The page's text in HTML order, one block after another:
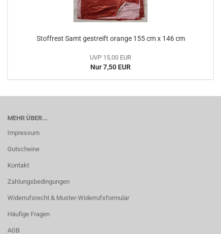
Stoffrest Samt gestreift orange 155 cm x 146 cm
UVP 15,00 EUR
Nur 7,50 EUR
MEHR ÜBER...
Impressum
Gutscheine
Kontakt
Zahlungsbedingungen
Widerrufsrecht & Muster-Widerrufsformular
Häufige Fragen
AGB